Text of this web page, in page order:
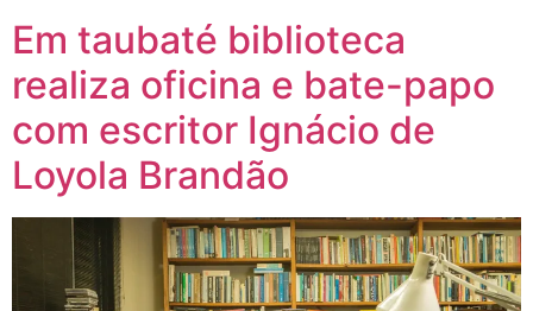
Em taubaté biblioteca
realiza oficina e bate-papo
com escritor Ignácio de
Loyola Brandão